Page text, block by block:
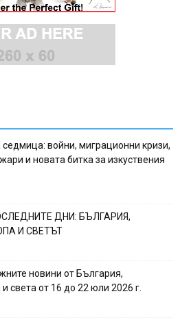
войни, миграционни кризи,
и новата битка за изкуствения
ДНИ: БЪЛГАРИЯ,
И СВЕТЪТ
новини от България,
света от 16 до 22 юли 2026 г.